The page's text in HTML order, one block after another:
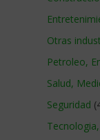
Otras
Petroleo,
Salud,
Seguridad